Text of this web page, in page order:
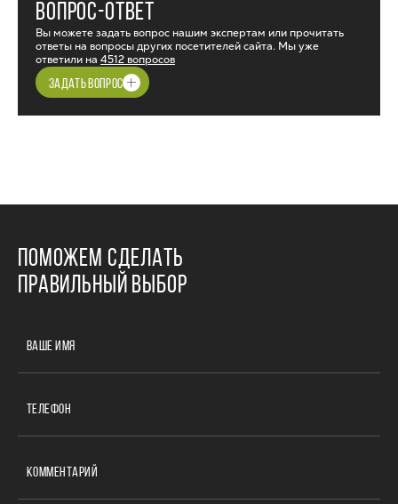
ВОПРОС-ОТВЕТ
Вы можете задать вопрос нашим экспертам или прочитать
ответы на вопросы других посетителей сайта. Мы уже
ответили на 4512 вопросов
ЗАДАТЬ ВОПРОС
ПОМОЖЕМ СДЕЛАТЬ
ПРАВИЛЬНЫЙ ВЫБОР
ВАШЕ ИМЯ
ТЕЛЕФОН
КОММЕНТАРИЙ